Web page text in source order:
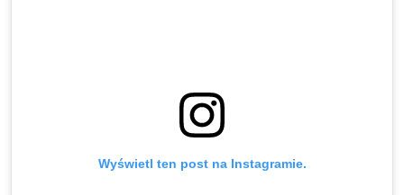
Wyświetl ten post na Instagramie.